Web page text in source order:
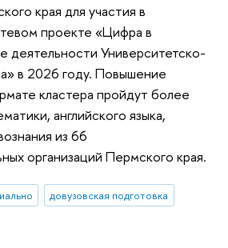
края для участия в
проекте «Цифра в
деятельности Университетско-
в 2026 году. Повышение
кластера пройдут более
английского языка,
из 66
организаций Пермского края.
довузовская подготовка